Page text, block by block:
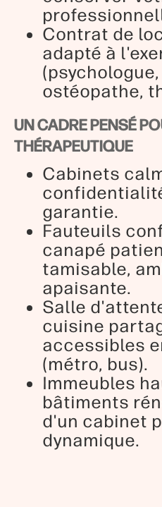
Contrat de
adapté à
ostéopathe,
UN CADRE PENSÉ
THÉRAPEUTIQUE
Cabinets
garantie.
Fauteuils
canapé
tamisable,
apaisante.
Salle
cuisine
accessibles
(métro, bus).
Immeubles
bâtiments
d'un cabinet
dynamique.